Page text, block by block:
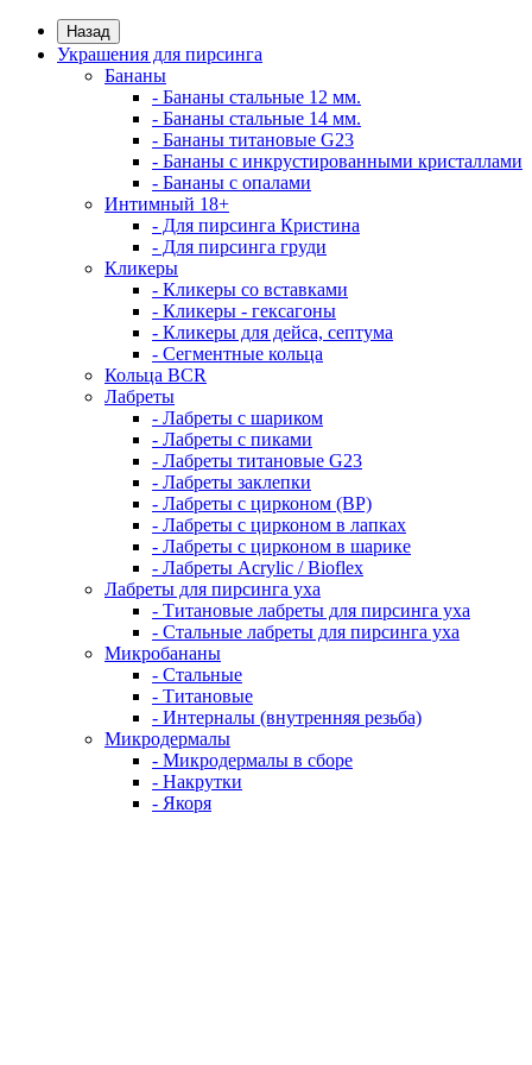
Назад
Украшения для пирсинга
Бананы
- Бананы стальные 12 мм.
- Бананы стальные 14 мм.
- Бананы титановые G23
- Бананы с инкрустированными кристаллами
- Бананы с опалами
Интимный 18+
- Для пирсинга Кристина
- Для пирсинга груди
Кликеры
- Кликеры со вставками
- Кликеры - гексагоны
- Кликеры для дейса, септума
- Сегментные кольца
Кольца BCR
Лабреты
- Лабреты с шариком
- Лабреты с пиками
- Лабреты титановые G23
- Лабреты заклепки
- Лабреты с цирконом (ВР)
- Лабреты с цирконом в лапках
- Лабреты с цирконом в шарике
- Лабреты Acrylic / Bioflex
Лабреты для пирсинга уха
- Титановые лабреты для пирсинга уха
- Стальные лабреты для пирсинга уха
Микробананы
- Стальные
- Титановые
- Интерналы (внутренняя резьба)
Микродермалы
- Микродермалы в сборе
- Накрутки
- Якоря